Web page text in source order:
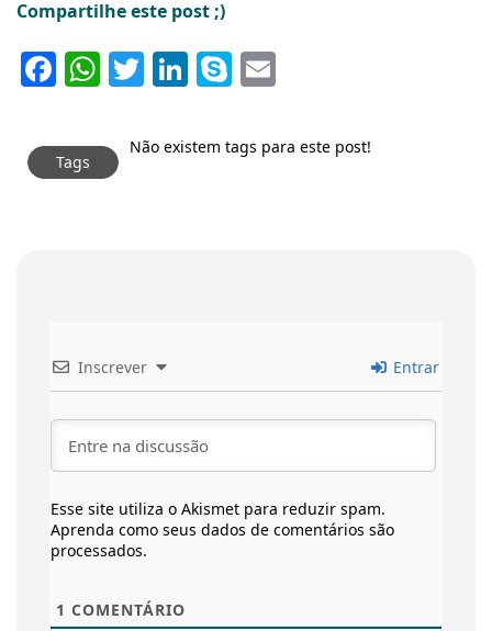
Compartilhe este post ;)
Facebook
WhatsApp
Twitter
LinkedIn
Skype
Tags
Não existem tags para este post!
Inscrever Entrar
Esse site utiliza o Akismet para reduzir spam.
Aprenda como seus dados de comentários são
processados.
1 COMENTÁRIO